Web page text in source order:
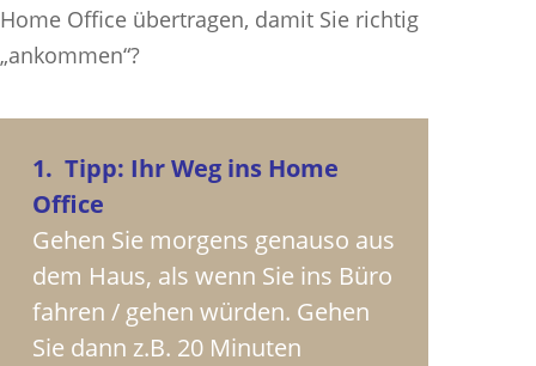
Home Office übertragen, damit Sie richtig
„ankommen“?
1. Tipp: Ihr Weg ins Home
Office
Gehen Sie morgens genauso aus
dem Haus, als wenn Sie ins Büro
fahren / gehen würden. Gehen
Sie dann z.B. 20 Minuten